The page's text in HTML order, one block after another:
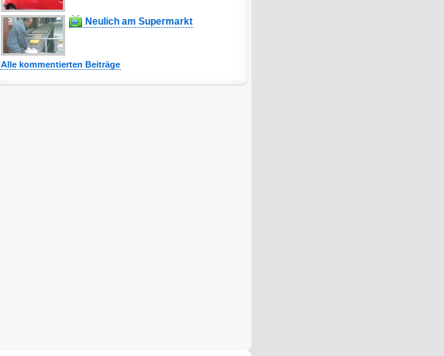
Neulich am Supermarkt
Alle kommentierten Beiträge